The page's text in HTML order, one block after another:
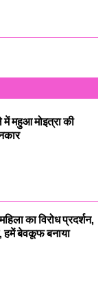
में महुआ मोइत्रा की
का विरोध प्रदर्शन,
हमें बेवकूफ बनाया